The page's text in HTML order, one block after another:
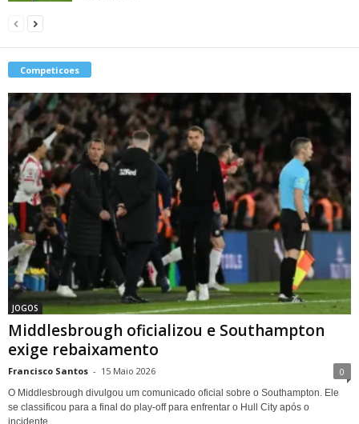
Competicoes
JOGOS
Middlesbrough oficializou e Southampton
exige rebaixamento
Francisco Santos - 15 Maio 2026 0
O Middlesbrough divulgou um comunicado oficial sobre o Southampton. Ele
se classificou para a final do play-off para enfrentar o Hull City após o
incidente...